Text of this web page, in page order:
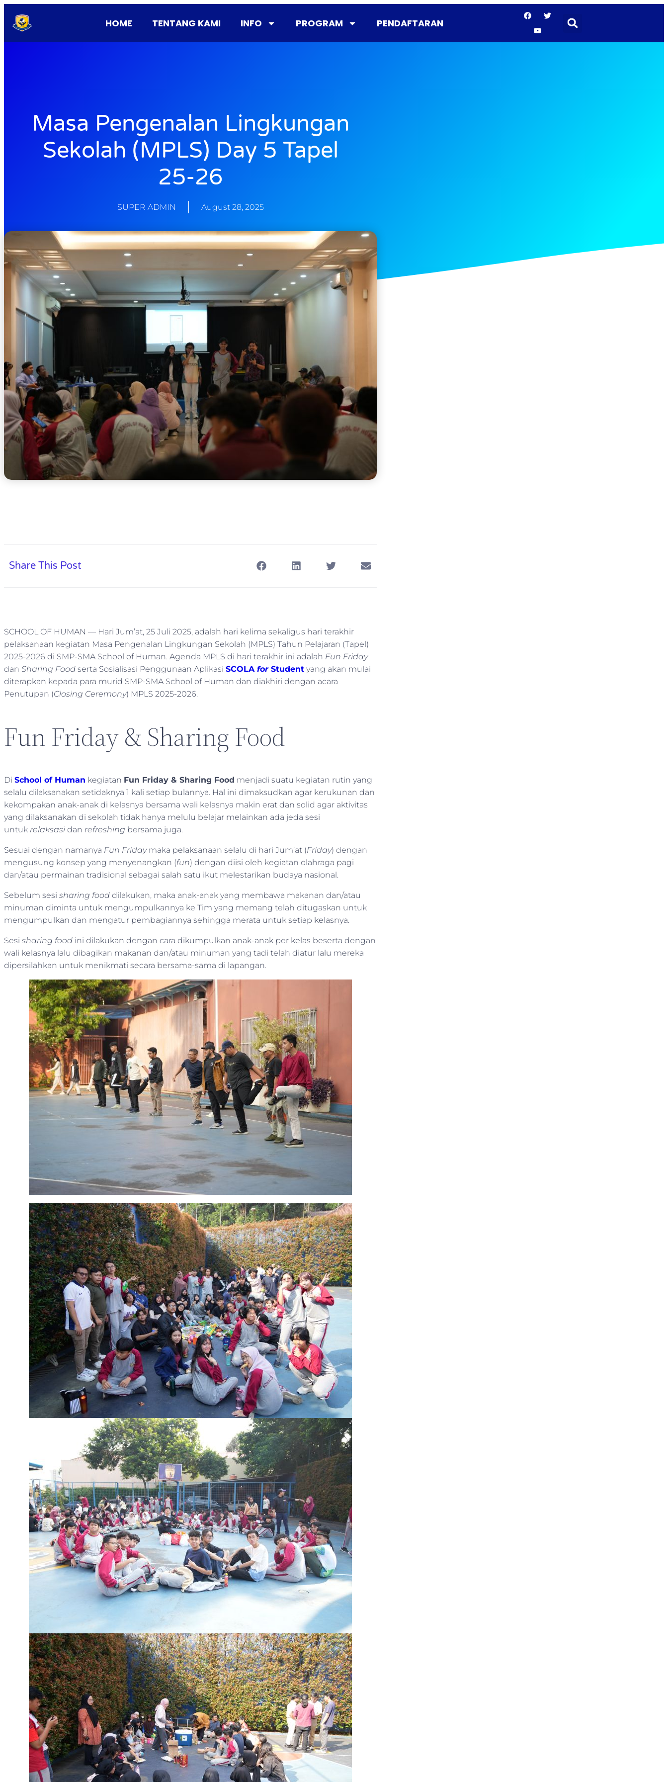
HOME TENTANG KAMI INFO PROGRAM PENDAFTARAN
Masa Pengenalan Lingkungan
Sekolah (MPLS) Day 5 Tapel
25-26
SUPER ADMIN August 28, 2025
Share This Post
SCHOOL OF HUMAN — Hari Jum’at, 25 Juli 2025, adalah hari kelima sekaligus hari terakhir
pelaksanaan kegiatan Masa Pengenalan Lingkungan Sekolah (MPLS) Tahun Pelajaran (Tapel)
2025-2026 di SMP-SMA School of Human. Agenda MPLS di hari terakhir ini adalah Fun Friday
dan Sharing Food serta Sosialisasi Penggunaan Aplikasi SCOLA forStudent yang akan mulai
diterapkan kepada para murid SMP-SMA School of Human dan diakhiri dengan acara
Penutupan (Closing Ceremony) MPLS 2025-2026.
Fun Friday & Sharing Food
Di School of Human kegiatan Fun Friday & Sharing Food menjadi suatu kegiatan rutin yang
selalu dilaksanakan setidaknya 1 kali setiap bulannya. Hal ini dimaksudkan agar kerukunan dan
kekompakan anak-anak di kelasnya bersama wali kelasnya makin erat dan solid agar aktivitas
yang dilaksanakan di sekolah tidak hanya melulu belajar melainkan ada jeda sesi
untuk relaksasi dan refreshing bersama juga.
Sesuai dengan namanya Fun Fridaymaka pelaksanaan selalu di hari Jum’at (Friday) dengan
mengusung konsep yang menyenangkan (fun) dengan diisi oleh kegiatan olahraga pagi
dan/atau permainan tradisional sebagai salah satu ikut melestarikan budaya nasional.
Sebelum sesi sharing food dilakukan, maka anak-anak yang membawa makanan dan/atau
minuman diminta untuk mengumpulkannya ke Tim yang memang telah ditugaskan untuk
mengumpulkan dan mengatur pembagiannya sehingga merata untuk setiap kelasnya.
Sesi sharing food ini dilakukan dengan cara dikumpulkan anak-anak per kelas beserta dengan
wali kelasnya lalu dibagikan makanan dan/atau minuman yang tadi telah diatur lalu mereka
dipersilahkan untuk menikmati secara bersama-sama di lapangan.